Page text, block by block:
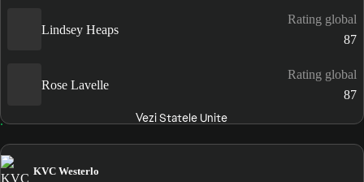
Lindsey Heaps
Rating global
87
Rose Lavelle
Rating global
87
Vezi Statele Unite
KVC Westerlo